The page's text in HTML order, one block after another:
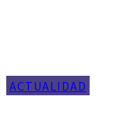
ACTUALIDAD